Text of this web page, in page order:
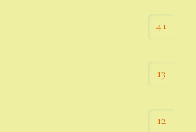
41
13
12